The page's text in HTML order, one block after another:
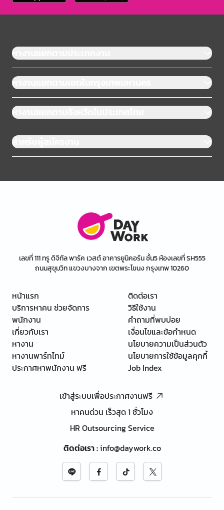
หางานแยกตามประเภทงาน
หางานแยกตามเขตในกรุงเทพมหานคร
หางานแยกตามจังหวัดในประเทศไทย
สำหรับผู้สมัครงาน
เลขที่ 111 ทรู ดิจิทัล พาร์ค เวสต์ อาคารยูนิคอร์น ชั้น5 ห้องเลขที่ SH555
ถนนสุขุมวิท แขวงบางจาก เขตพระโขนง กรุงเทพ 10260
หน้าแรก
บริการหาคน ช่วยจัดการ
พนักงาน
เกี่ยวกับเรา
หางาน
หางานพาร์ทไทม์
ประกาศหาพนักงาน ฟรี
ติดต่อเรา
วิธีใช้งาน
คำถามที่พบบ่อย
เงื่อนไขและข้อกำหนด
นโยบายความเป็นส่วนตัว
นโยบายการใช้ข้อมูลคุกกี้
Job Index
เข้าสู่ระบบเพื่อประกาศงานฟรี
หาคนด่วน เร็วสุด 1 ชั่วโมง
HR Outsourcing Service
ติดต่อเรา:info@daywork.co